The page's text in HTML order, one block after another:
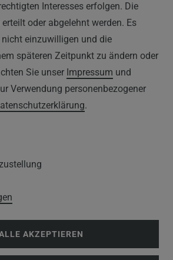
ELEKTROGESETZ
Interesses erfolgen. Die
oder abgelehnt werden. Es
nicht einzuwilligen und die
späteren Zeitpunkt zu ändern oder
Sie unser Impressum und
Verwendung personenbezogener
.
AKZEPTIEREN